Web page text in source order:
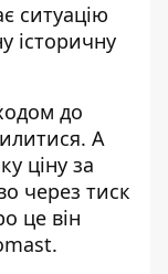
ситуацію
історичну
до
. А
ціну за
через тиск
це він